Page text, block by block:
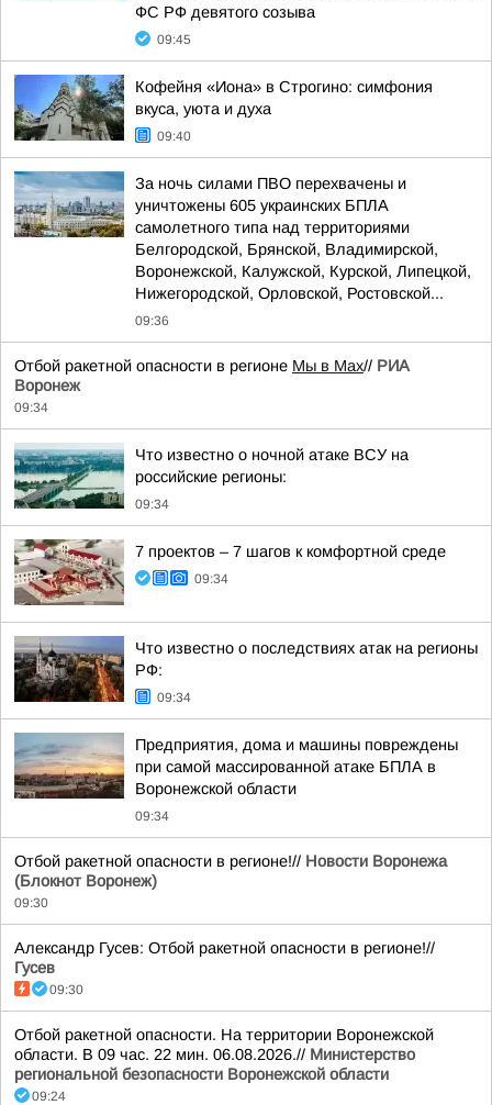
ФС РФ девятого созыва
09:45
Кофейня «Иона» в Строгино: симфония
вкуса, уюта и духа
09:40
За ночь силами ПВО перехвачены и
уничтожены 605 украинских БПЛА
самолетного типа над территориями
Белгородской, Брянской, Владимирской,
Воронежской, Калужской, Курской, Липецкой,
Нижегородской, Орловской, Ростовской...
09:36
Отбой ракетной опасности в регионе Мы в Мах// РИА
Воронеж
09:34
Что известно о ночной атаке ВСУ на
российские регионы:
09:34
7 проектов – 7 шагов к комфортной среде
09:34
Что известно о последствиях атак на регионы
РФ:
09:34
Предприятия, дома и машины повреждены
при самой массированной атаке БПЛА в
Воронежской области
09:34
Отбой ракетной опасности в регионе!// Новости Воронежа
(Блокнот Воронеж)
09:30
Александр Гусев: Отбой ракетной опасности в регионе!//
Гусев
09:30
Отбой ракетной опасности. На территории Воронежской
области. В 09 час. 22 мин. 06.08.2026.// Министерство
региональной безопасности Воронежской области
09:24